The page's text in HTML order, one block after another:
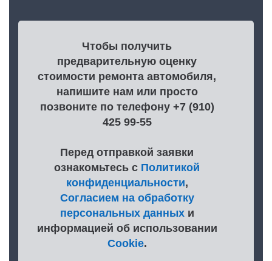
Чтобы получить
предварительную оценку
стоимости ремонта автомобиля,
напишите нам или просто
позвоните по телефону +7 (910)
425 99-55
Перед отправкой заявки
ознакомьтесь с Политикой
конфиденциальности,
Согласием на обработку
персональных данныхи
информацией об использовании
Cookie.